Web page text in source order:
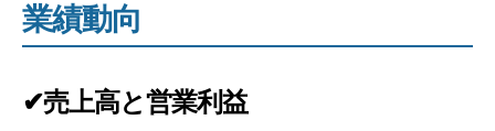
業績動向
✔売上高と営業利益